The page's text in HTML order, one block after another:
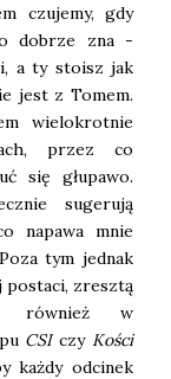
czujemy, gdy
dobrze zna -
a ty stoisz jak
jest z Tomem.
wielokrotnie
przez co
się głupawo.
sugerują
napawa mnie
tym jednak
postaci, zresztą
również w
CSIczy Kości
każdy odcinek